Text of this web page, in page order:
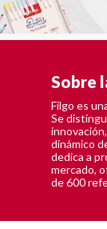
Sobre
Filgo es
Se
dinámico
dedica a
mercado,
de 600